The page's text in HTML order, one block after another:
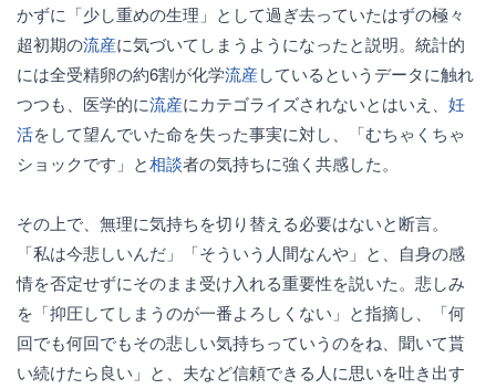
かずに「少し重めの生理」として過ぎ去っていたはずの極々
超初期の流産に気づいてしまうようになったと説明。統計的
には全受精卵の約6割が化学流産しているというデータに触れ
つつも、医学的に流産にカテゴライズされないとはいえ、 妊
活をして望んでいた命を失った事実に対し、「むちゃくちゃ
ショックです」と相談者の気持ちに強く共感した。
その上で、無理に気持ちを切り替える必要はないと断言。
「私は今悲しいんだ」「そういう人間なんや」と、自身の感
情を否定せずにそのまま受け入れる重要性を説いた。悲しみ
を「抑圧してしまうのが一番よろしくない」と指摘し、「何
回でも何回でもその悲しい気持ちっていうのをね、聞いて貰
い続けたら良い」と、夫など信頼できる人に思いを吐き出す